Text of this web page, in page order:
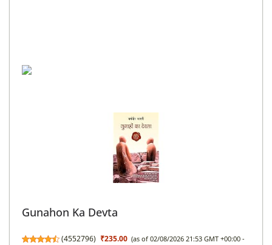
Gunahon Ka Devta
(4552796) ₹235.00 (as of 02/08/2026 21:53 GMT +00:00 -